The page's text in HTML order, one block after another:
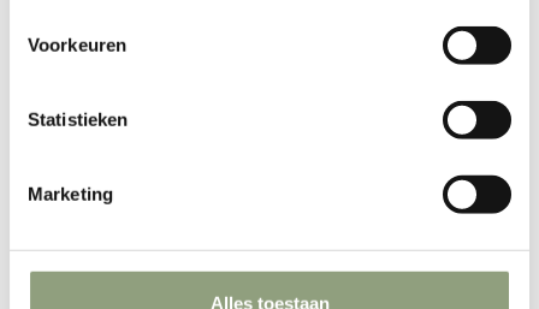
Voorkeuren
Statistieken
Marketing
Alles toestaan
minuten, voor verse
steengebakken pizza in slechts
Draagbaar met een gewicht van
slechts 12 kg, met alle kracht van